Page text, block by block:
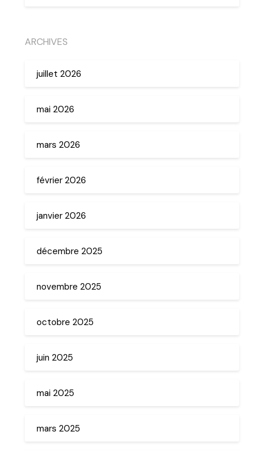
ARCHIVES
juillet 2026
mai 2026
mars 2026
février 2026
janvier 2026
décembre 2025
novembre 2025
octobre 2025
juin 2025
mai 2025
mars 2025